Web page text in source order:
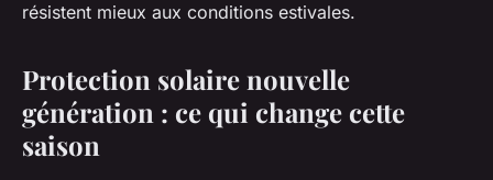
résistent mieux aux conditions estivales.
Protection solaire nouvelle
génération : ce qui change cette
saison